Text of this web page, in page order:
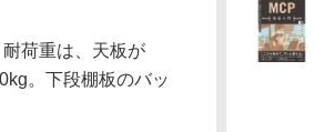
荷重は、天板が
。下段棚板のバッ